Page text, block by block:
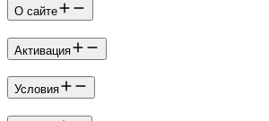
О сайте
Активация
Условия